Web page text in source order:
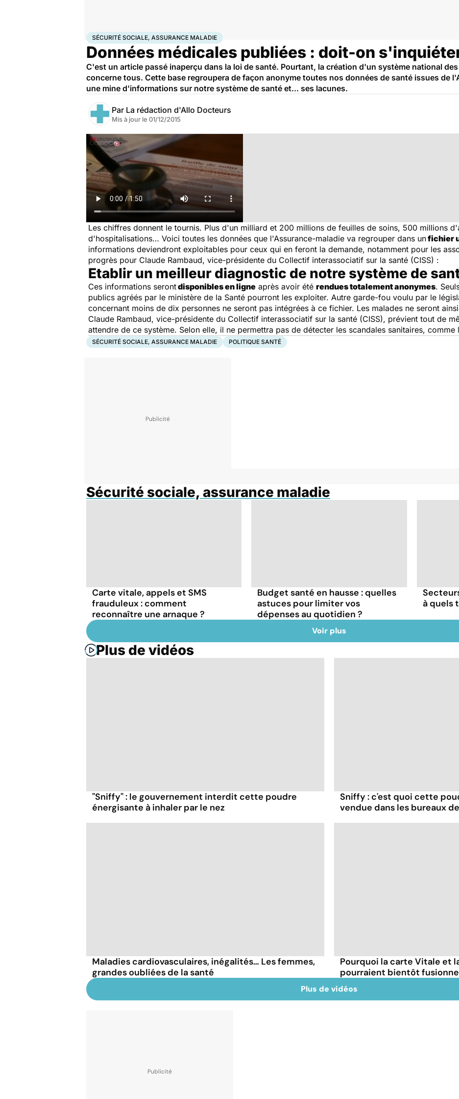
AccueilSanté Société Santé publiqueSécurité sociale, assurance maladie
SÉCURITÉ SOCIALE, ASSURANCE MALADIE
Données médicales publiées : doit-on
C'est un article passé inaperçu dans la loi de santé. Pourtant, la création d'un système national
concerne tous. Cette base regroupera de façon anonyme toutes nos données de santé issues de
une mine d'informations sur notre système de santé et... ses lacunes.
Par La rédaction d'Allo Docteurs
Mis à jour le 01/12/2015
Les chiffres donnent le tournis. Plus d'un milliard et 200 millions de feuilles de soins, 500 millions
d'hospitalisations… Voici toutes les données que l'Assurance-maladie va regrouper dans unfichier
informations deviendront exploitables pour ceux qui en feront la demande, notamment pour les
progrès pour Claude Rambaud, vice-présidente du Collectif interassociatif sur la santé (CISS) :
Etablir un meilleur diagnostic de notre système de
Ces informations serontdisponibles en ligne après avoir été rendues totalement anonymes.
publics agréés par le ministère de la Santé pourront les exploiter. Autre garde-fou voulu par le
concernant moins de dix personnes ne seront pas intégrées à ce fichier. Les malades ne seront
Claude Rambaud, vice-présidente du Collectif interassociatif sur la santé (CISS), prévient tout de
attendre de ce système. Selon elle, il ne permettra pas de détecter les scandales sanitaires,
SÉCURITÉ SOCIALE, ASSURANCE MALADIE POLITIQUE SANTÉ
Sécurité sociale, assurance maladie
Carte vitale, appels et SMS
frauduleux : comment
reconnaître une arnaque ?
Budget santé en hausse : quelles
astuces pour limiter vos
dépenses au quotidien ?
à quels
Voir plus
Plus de vidéos
"Sniffy" : le gouvernement interdit cette poudre
énergisante à inhaler par le nez
Sniffy : c'est quoi cette
vendue dans les bureaux
Maladies cardiovasculaires, inégalités… Les femmes,
grandes oubliées de la santé
Pourquoi la carte Vitale et
pourraient bientôt
Plus de vidéos